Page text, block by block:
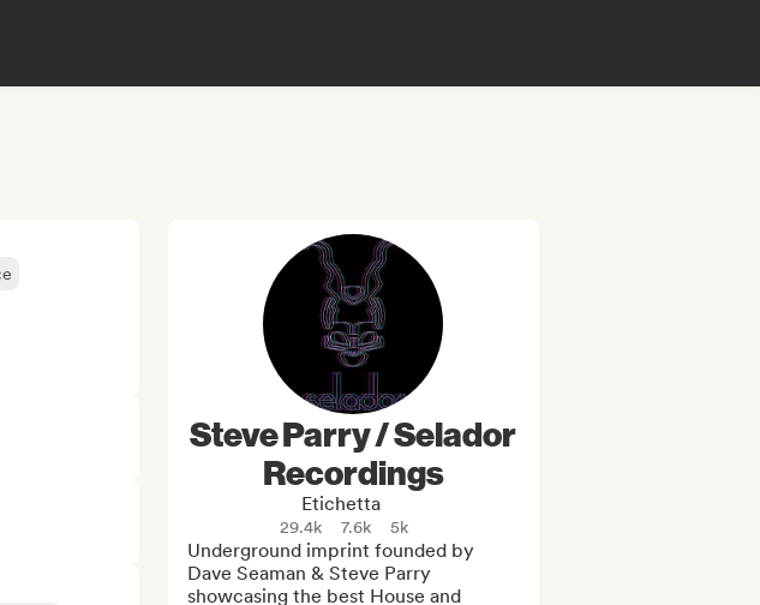
Steve Parry / Selador
Recordings
Etichetta
29.4k 7.6k 5k
Underground imprint founded by
Dave Seaman & Steve Parry
showcasing the best House and